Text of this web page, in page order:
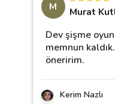
M
Murat
Dev şişme
memnun
öneririm.
Kerim Nazlı